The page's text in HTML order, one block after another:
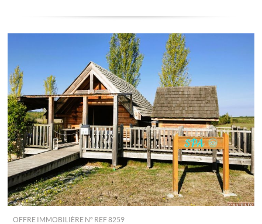
OFFRE IMMOBILIÈRE N° REF 8259